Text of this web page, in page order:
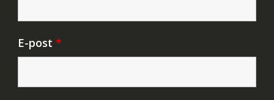
E-post *